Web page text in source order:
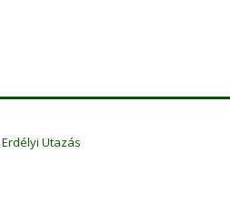
Erdélyi Utazás